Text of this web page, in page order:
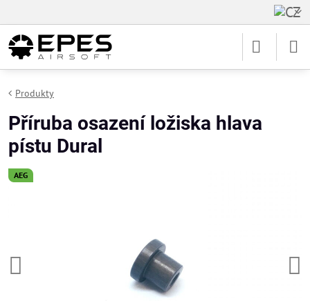
AEG
Produkty
Příruba osazení ložiska hlava
pístu Dural